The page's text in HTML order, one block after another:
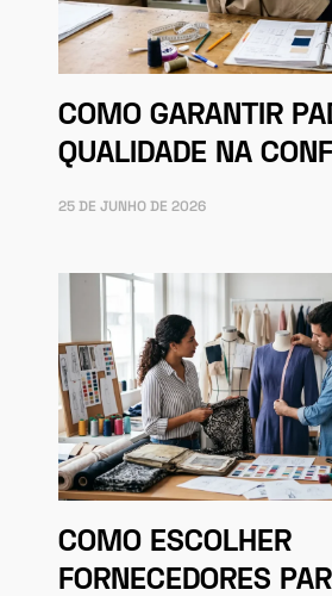
COMO GARANTIR
QUALIDADE NA
25 DE JUNHO DE 2026
COMO ESCOLHER
FORNECEDORES